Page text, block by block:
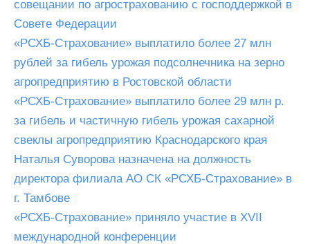
совещании по агрострахованию с господдержкой в
Совете Федерации
«РСХБ-Страхование» выплатило более 27 млн
рублей за гибель урожая подсолнечника на зерно
агропредприятию в Ростовской области
«РСХБ-Страхование» выплатило более 29 млн р.
за гибель и частичную гибель урожая сахарной
свеклы агропредприятию Краснодарского края
Наталья Суворова назначена на должность
директора филиала АО СК «РСХБ-Страхование» в
г. Тамбове
«РСХБ-Страхование» приняло участие в XVII
международной конференции